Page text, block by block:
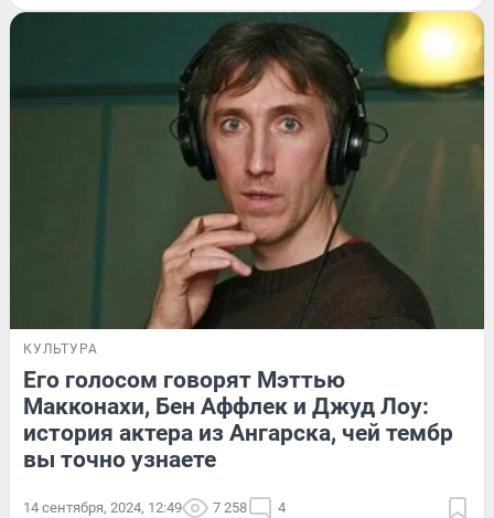
КУЛЬТУРА
Его голосом говорят Мэттью
Макконахи, Бен Аффлек и Джуд Лоу:
история актера из Ангарска, чей тембр
вы точно узнаете
14 сентября, 2024, 12:49 7 258 4